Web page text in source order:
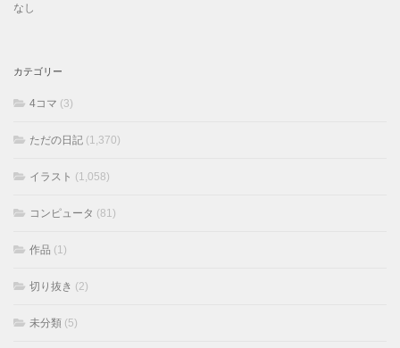
なし
カテゴリー
4コマ (3)
ただの日記 (1,370)
イラスト (1,058)
コンピュータ (81)
作品 (1)
切り抜き (2)
未分類 (5)